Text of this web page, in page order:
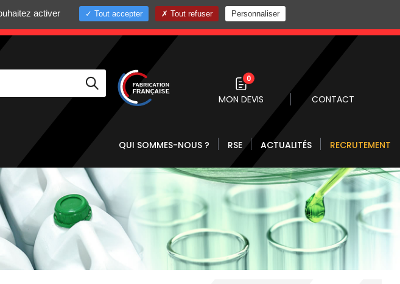
+33 (0)4 75 58 80 10
0
MON DEVIS CONTACT
QUI SOMMES-NOUS ? RSE ACTUALITÉS RECRUTEMENT
activer Tout accepter Tout refuser Personnaliser